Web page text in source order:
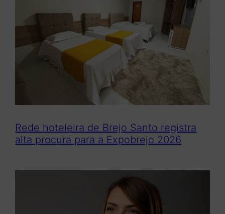
Rede hoteleira de Brejo Santo registra
alta procura para a Expobrejo 2026